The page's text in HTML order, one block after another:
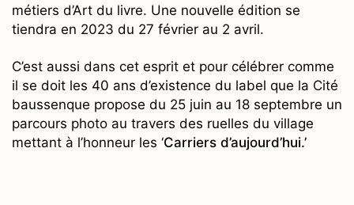
métiers d’Art du livre. Une nouvelle édition se
tiendra en 2023 du 27 février au 2 avril.
C’est aussi dans cet esprit et pour célébrer comme
il se doit les 40 ans d’existence du label que la Cité
baussenque propose du 25 juin au 18 septembre un
parcours photo au travers des ruelles du village
mettant à l’honneur les ‘Carriers d’aujourd’hui.’